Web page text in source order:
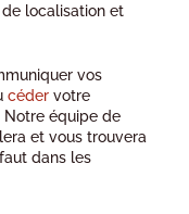
localisation et
vos
céder votre
Notre équipe de
et vous trouvera
dans les